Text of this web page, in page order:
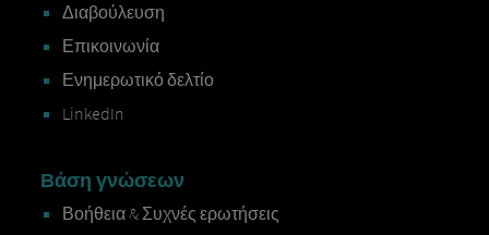
Διαβούλευση
Επικοινωνία
Ενημερωτικό δελτίο
LinkedIn
Βάση γνώσεων
Βοήθεια & Συχνές ερωτήσεις